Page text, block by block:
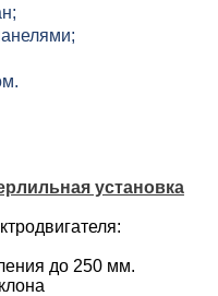
установка
до 250 мм.